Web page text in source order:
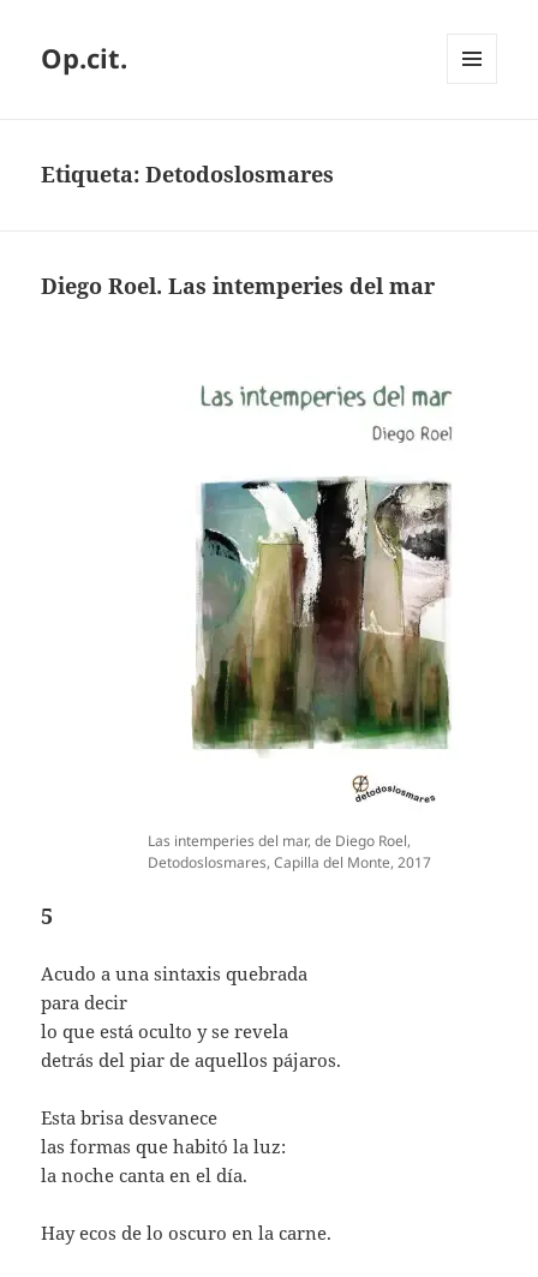
Op.cit.
Etiqueta:Detodoslosmares
Diego Roel. Las intemperies del mar
Las intemperies del mar, de Diego Roel,
Detodoslosmares, Capilla del Monte, 2017
5
Acudo a una sintaxis quebrada
para decir
lo que está oculto y se revela
detrás del piar de aquellos pájaros.
Esta brisa desvanece
las formas que habitó la luz:
la noche canta en el día.
Hay ecos de lo oscuro en la carne.